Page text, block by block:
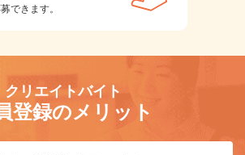
できます。
クリエイトバイト
登録のメリット